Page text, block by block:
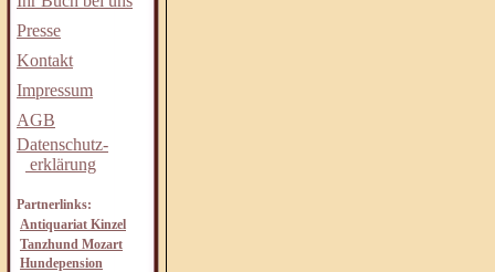
Presse
Kontakt
Impressum
AGB
Datenschutz-
erklärung
Partnerlinks:
Antiquariat Kinzel
Tanzhund Mozart
Hundepension